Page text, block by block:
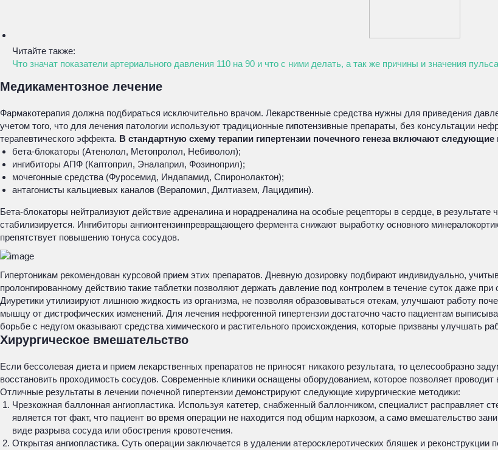
Читайте также:
Что значат показатели артериального давления 110 на 90 и что с ними делать, а так же причины и значения пульса
Медикаментозное лечение
Фармакотерапия должна подбираться исключительно врачом. Лекарственные средства нужны для приведения
учетом того, что для лечения патологии используют традиционные гипотензивные препараты, без консультации
терапевтического эффекта. В стандартную схему терапии гипертензии почечного генеза включают следующие
бета-блокаторы (Атенолол, Метопролол, Небиволол);
ингибиторы АПФ (Каптоприл, Эналаприл, Фозиноприл);
мочегонные средства (Фуросемид, Индапамид, Спиронолактон);
антагонисты кальциевых каналов (Верапомил, Дилтиазем, Лацидипин).
Бета-блокаторы нейтрализуют действие адреналина и норадреналина на особые рецепторы в сердце, в
стабилизируется. Ингибиторы ангионтензинпревращающего фермента снижают выработку основного
препятствует повышению тонуса сосудов.
Гипертоникам рекомендован курсовой прием этих препаратов. Дневную дозировку подбирают индивидуально,
пролонгированному действию такие таблетки позволяют держать давление под контролем в течение суток даже при
Диуретики утилизируют лишнюю жидкость из организма, не позволяя образовываться отекам, улучшают работу
мышцу от дистрофических изменений. Для лечения нефрогенной гипертензии достаточно часто пациентам
борьбе с недугом оказывают средства химического и растительного происхождения, которые призваны улучшать
Хирургическое вмешательство
Если бессолевая диета и прием лекарственных препаратов не приносят никакого результата, то целесообразно
восстановить проходимость сосудов. Современные клиники оснащены оборудованием, которое позволяет
Отличные результаты в лечении почечной гипертензии демонстрируют следующие хирургические методики:
Чрезкожная баллонная ангиопластика. Используя катетер, снабженный баллончиком, специалист расправляет
является тот факт, что пациент во время операции не находится под общим наркозом, а само вмешательство
виде разрыва сосуда или обострения кровотечения.
Открытая ангиопластика. Суть операции заключается в удалении атеросклеротических бляшек и реконструкции